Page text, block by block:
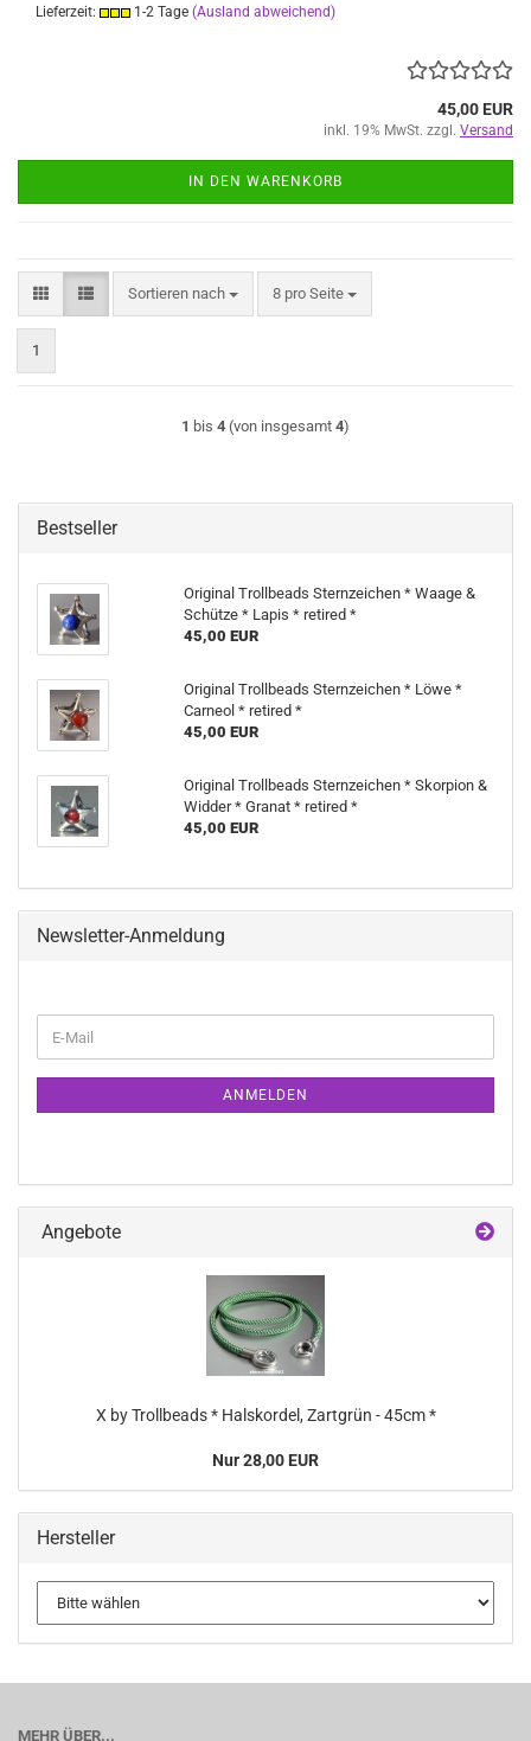
Lieferzeit: 1-2 Tage (Ausland abweichend)
45,00 EUR
inkl. 19% MwSt. zzgl. Versand
IN DEN WARENKORB
Sortieren nach
Sortieren nach 8 pro Seite
pro Seite
1
1 bis 4 (von insgesamt 4)
Bestseller
Original Trollbeads Sternzeichen * Waage &
Schütze * Lapis * retired *
45,00 EUR
Original Trollbeads Sternzeichen * Löwe *
Carneol * retired *
45,00 EUR
Original Trollbeads Sternzeichen * Skorpion &
Widder * Granat * retired *
45,00 EUR
Newsletter-Anmeldung
ZUR
E-
Mail
ANMELDEN
Angebote
X by Trollbeads * Halskordel, Zartgrün - 45cm *
Nur 28,00 EUR
Hersteller
MEHR ÜBER...